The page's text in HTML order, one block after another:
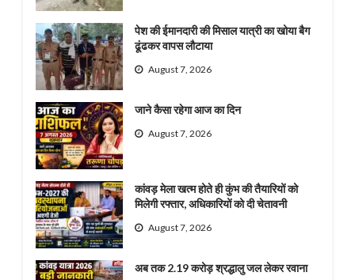
पेश की ईमानदारी की मिसाल यात्री का खोया बैग
ढूंढकर वापस लौटाया
August 7, 2026
जाने कैसा रहेगा आज का दिन
August 7, 2026
कांवड़ मेला खत्म होते ही कुंभ की तैयारियों को
मिलेगी रफ्तार, अधिकारियों को दी चेतावनी
August 7, 2026
अब तक 2.19 करोड़ श्रद्धालु जल लेकर रवाना